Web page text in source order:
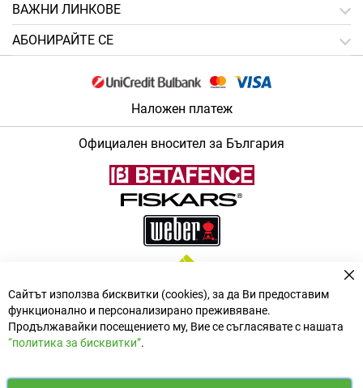
ВАЖНИ ЛИНКОВЕ
АБОНИРАЙТЕ СЕ
Наложен платеж
Официален вносител за България
i y
Сайтът използва бисквитки (cookies), за да Ви предоставим
функционално и персонализирано преживяване.
Продължавайки посещението му, Вие се съгласявате с нашата
“политика за бисквитки”.